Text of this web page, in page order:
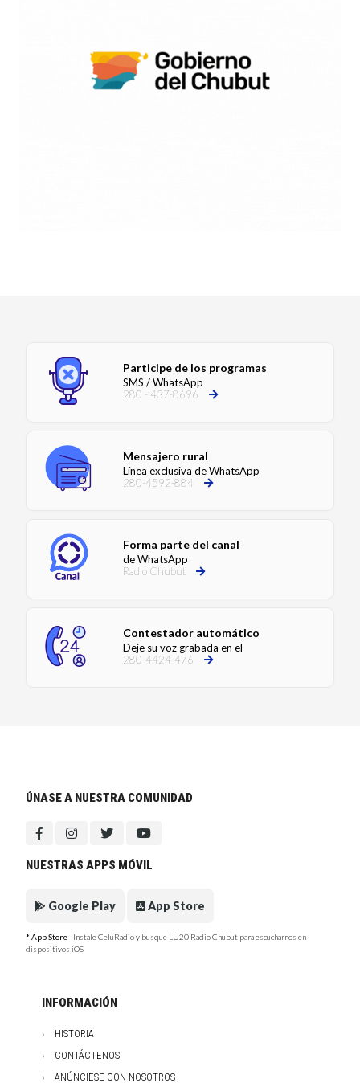
Participe de los programas
SMS / WhatsApp
280 - 437-8696
Mensajero rural
Línea exclusiva de WhatsApp
280-4592-884
Forma parte del canal
de WhatsApp
Radio Chubut
Contestador automático
Deje su voz grabada en el
280-4424-476
ÚNASE A NUESTRA COMUNIDAD
NUESTRAS APPS MÓVIL
Google Play App Store
* App Store- Instale CeluRadio y busque LU20 Radio Chubut para escucharnos en
dispositivos iOS
INFORMACIÓN
HISTORIA
CONTÁCTENOS
ANÚNCIESE CON NOSOTROS